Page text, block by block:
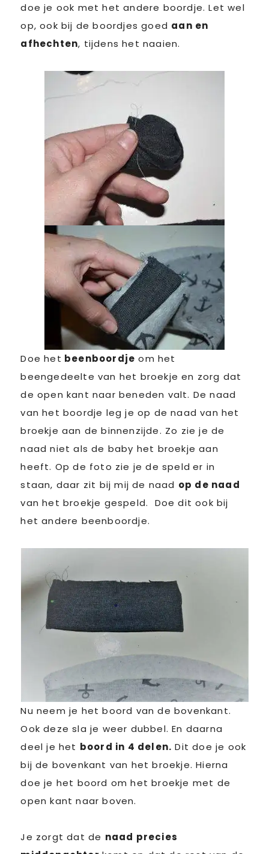
doe je ook met het andere boordje. Let wel
op, ook bij de boordjes goed aan en
afhechten, tijdens het naaien.
Doe het beenboordje om het
beengedeelte van het broekje en zorg dat
de open kant naar beneden valt. De naad
van het boordje leg je op de naad van het
broekje aan de binnenzijde. Zo zie je de
naad niet als de baby het broekje aan
heeft. Op de foto zie je de speld er in
staan, daar zit bij mij de naad op de naad
van het broekje gespeld. Doe dit ook bij
het andere beenboordje.
Nu neem je het boord van de bovenkant.
Ook deze sla je weer dubbel. En daarna
deel je het boord in 4 delen. Dit doe je ook
bij de bovenkant van het broekje. Hierna
doe je het boord om het broekje met de
open kant naar boven.
Je zorgt dat de naad precies